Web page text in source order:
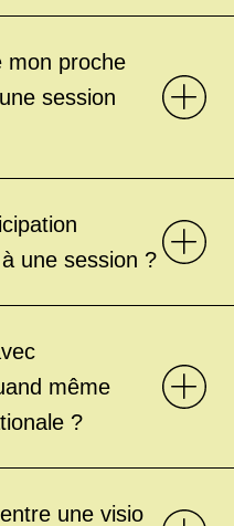
mon proche
session
une session ?
même
?
une visio